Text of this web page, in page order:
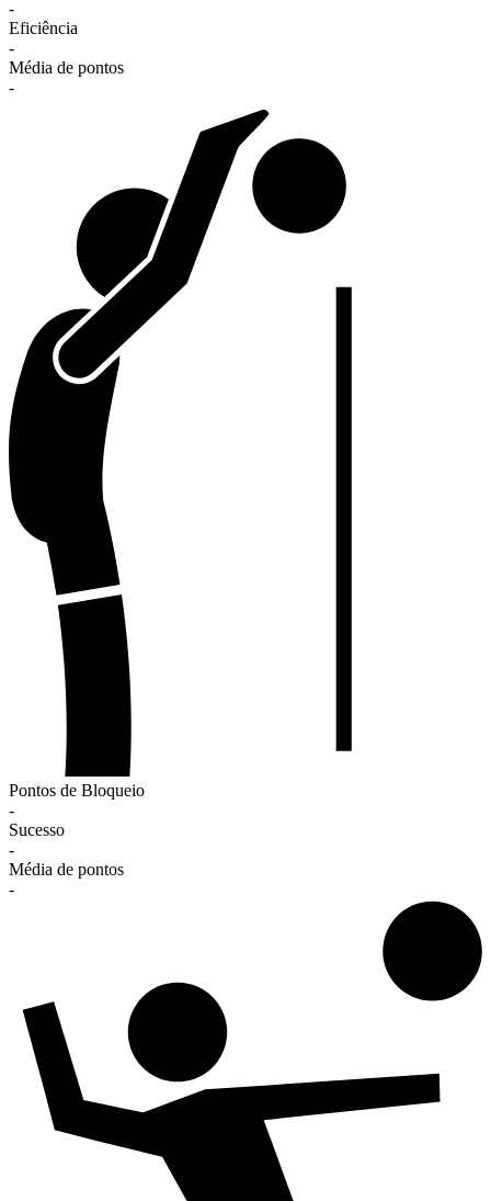
-
Eficiência
-
Média de pontos
-
Pontos de Bloqueio
-
Sucesso
-
Média de pontos
-